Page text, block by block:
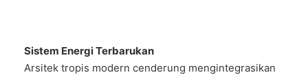
Sistem Energi Terbarukan
Arsitek tropis modern cenderung mengintegrasikan